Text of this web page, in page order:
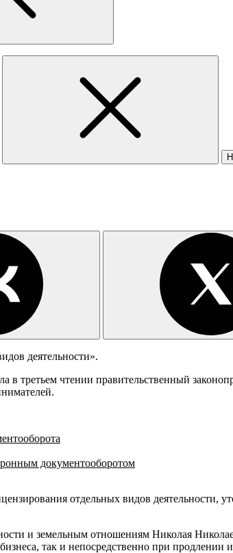
деятельности».
в третьем чтении правительственный
документооборотом
отдельных видов деятельности,
и земельным отношениям Николая
так и непосредственно при